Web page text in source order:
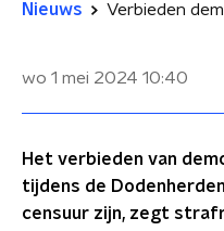
Nieuws
wo 1 mei 2024 10:40
Het verbieden van
tijdens de
censuur zijn, zegt